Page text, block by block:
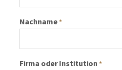
Nachname*
Firma oder Institution *